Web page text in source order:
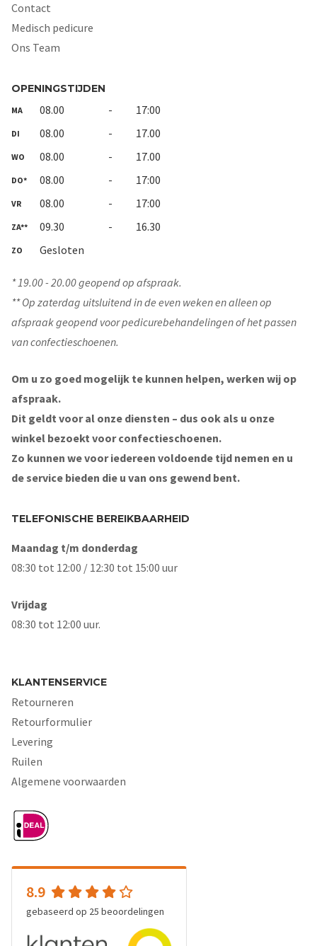
Contact
Medisch pedicure
Ons Team
OPENINGSTIJDEN
MA 08.00 - 17:00
DI 08.00 - 17.00
WO 08.00 - 17.00
DO* 08.00 - 17:00
VR 08.00 - 17:00
ZA** 09.30 - 16.30
ZO Gesloten
* 19.00 - 20.00 geopend op afspraak.
** Op zaterdag uitsluitend in de even weken en alleen op
afspraak geopend voor pedicurebehandelingen of het passen
van confectieschoenen.
Om u zo goed mogelijk te kunnen helpen, werken wij op
afspraak.
Dit geldt voor al onze diensten – dus ook als u onze
winkel bezoekt voor confectieschoenen.
Zo kunnen we voor iedereen voldoende tijd nemen en u
de service bieden die u van ons gewend bent.
TELEFONISCHE BEREIKBAARHEID
Maandag t/m donderdag
08:30 tot 12:00 / 12:30 tot 15:00 uur
Vrijdag
08:30 tot 12:00 uur.
KLANTENSERVICE
Retourneren
Retourformulier
Levering
Ruilen
Algemene voorwaarden
8.9
gebaseerd op 25 beoordelingen